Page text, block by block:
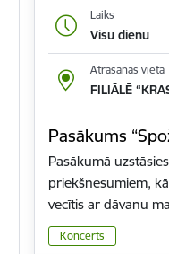
Laiks
Visu dienu
Atrašanās vieta
FILIĀLĒ
Pasākums
Pasākumā
priekšnesumiem,
vecītis ar dāvanu
Koncerts